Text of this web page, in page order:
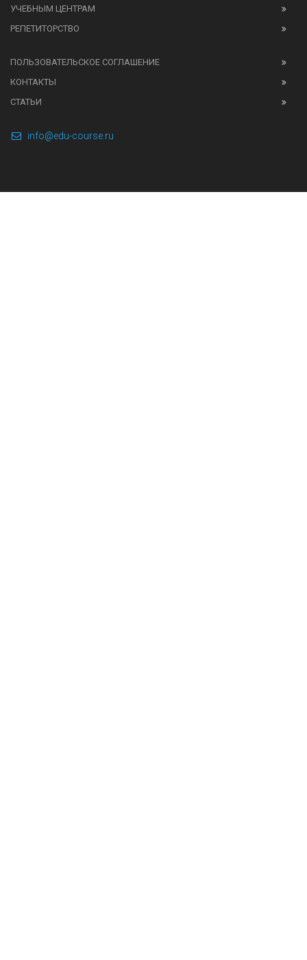
УЧЕБНЫМ ЦЕНТРАМ
РЕПЕТИТОРСТВО
ПОЛЬЗОВАТЕЛЬСКОЕ СОГЛАШЕНИЕ
КОНТАКТЫ
СТАТЬИ
info@edu-course.ru